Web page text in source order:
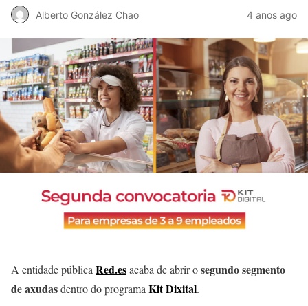
Alberto González Chao 4 anos ago
A entidade pública Red.esacaba de abrir osegundo segmento
de axudasdentro do programa Kit Dixital.